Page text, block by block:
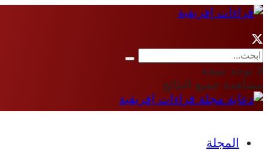
لا توجد نتيجة
مشاهدة جميع النتائج
المجلة